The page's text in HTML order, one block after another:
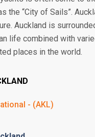
the “City of Sails”.
Auckland is
life combined with
places in the world.
- (AKL)